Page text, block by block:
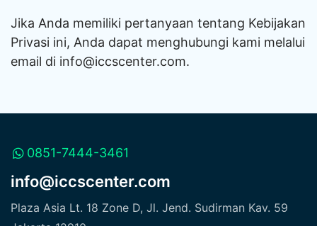
Jika Anda memiliki pertanyaan tentang Kebijakan
Privasi ini, Anda dapat menghubungi kami melalui
email di info@iccscenter.com.
0851-7444-3461
info@iccscenter.com
Plaza Asia Lt. 18 Zone D, Jl. Jend. Sudirman Kav. 59